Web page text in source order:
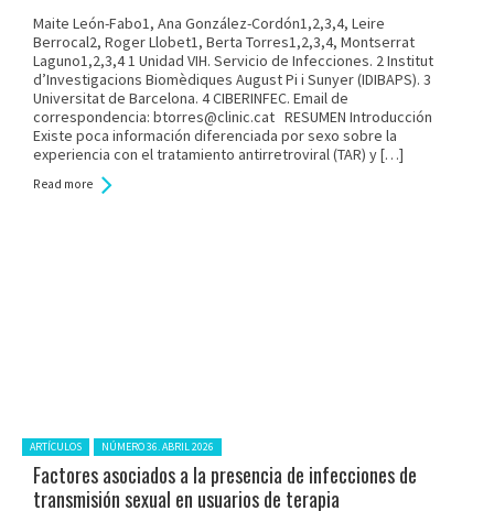
Maite León-Fabo1, Ana González-Cordón1,2,3,4, Leire
Berrocal2, Roger Llobet1, Berta Torres1,2,3,4, Montserrat
Laguno1,2,3,4 1 Unidad VIH. Servicio de Infecciones. 2 Institut
d’Investigacions Biomèdiques August Pi i Sunyer (IDIBAPS). 3
Universitat de Barcelona. 4 CIBERINFEC. Email de
correspondencia: btorres@clinic.cat RESUMEN Introducción
Existe poca información diferenciada por sexo sobre la
experiencia con el tratamiento antirretroviral (TAR) y […]
Read more
Posted in:
ARTÍCULOS NÚMERO 36. ABRIL 2026
Factores asociados a la presencia de infecciones de
transmisión sexual en usuarios de terapia